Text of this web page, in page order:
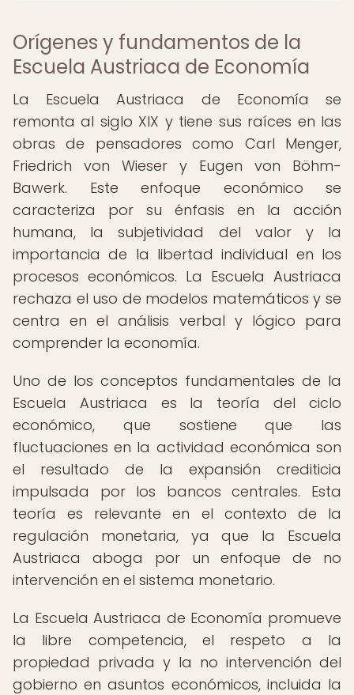
Orígenes y fundamentos de la
Escuela Austriaca de Economía
La Escuela Austriaca de Economía se
remonta al siglo XIX y tiene sus raíces en las
obras de pensadores como Carl Menger,
Friedrich von Wieser y Eugen von Böhm-
Bawerk. Este enfoque económico se
caracteriza por su énfasis en la acción
humana, la subjetividad del valor y la
importancia de la libertad individual en los
procesos económicos. La Escuela Austriaca
rechaza el uso de modelos matemáticos y se
centra en el análisis verbal y lógico para
comprender la economía.
Uno de los conceptos fundamentales de la
Escuela Austriaca es la teoría del ciclo
económico, que sostiene que las
fluctuaciones en la actividad económica son
el resultado de la expansión crediticia
impulsada por los bancos centrales. Esta
teoría es relevante en el contexto de la
regulación monetaria, ya que la Escuela
Austriaca aboga por un enfoque de no
intervención en el sistema monetario.
La Escuela Austriaca de Economía promueve
la libre competencia, el respeto a la
propiedad privada y la no intervención del
gobierno en asuntos económicos, incluida la